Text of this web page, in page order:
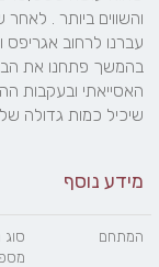
שיכיל כמות גדולה
מידע נוסף
המתחם